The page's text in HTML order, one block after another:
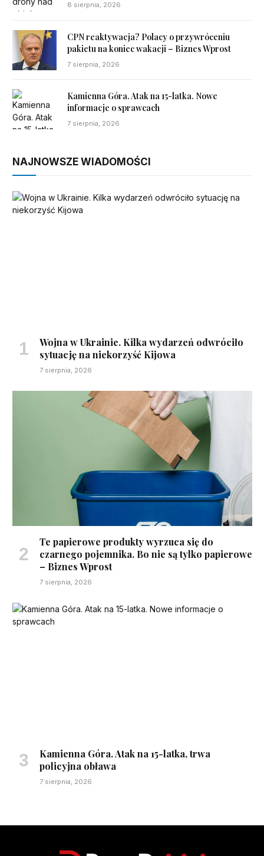
8 sierpnia, 2026
CPN reaktywacja? Polacy o przywróceniu
pakietu na koniec wakacji – Biznes Wprost
7 sierpnia, 2026
Kamienna Góra. Atak na 15-latka. Nowe
informacje o sprawcach
7 sierpnia, 2026
NAJNOWSZE WIADOMOŚCI
Wojna w Ukrainie. Kilka wydarzeń odwróciło
sytuację na niekorzyść Kijowa
7 sierpnia, 2026
Te papierowe produkty wyrzuca się do
czarnego pojemnika. Bo nie są tylko papierowe
– Biznes Wprost
7 sierpnia, 2026
Kamienna Góra. Atak na 15-latka, trwa
policyjna obława
7 sierpnia, 2026